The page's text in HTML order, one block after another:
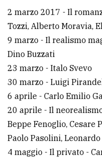
PRIVACY
policy
Cookie
policy
2 marzo 2017 - Il
Tozzi, Alberto Moravia,
9 marzo - Il realismo
Dino Buzzati
23 marzo - Italo Svevo
30 marzo - Luigi
6 aprile - Carlo Emilio
20 aprile - Il
Beppe Fenoglio, Cesare
Paolo Pasolini,
4 maggio - Il privato -